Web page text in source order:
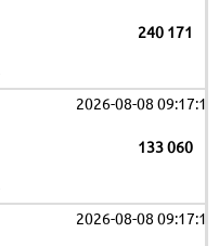
240 171
2026-08-08 09:17:19
133 060
2026-08-08 09:17:19